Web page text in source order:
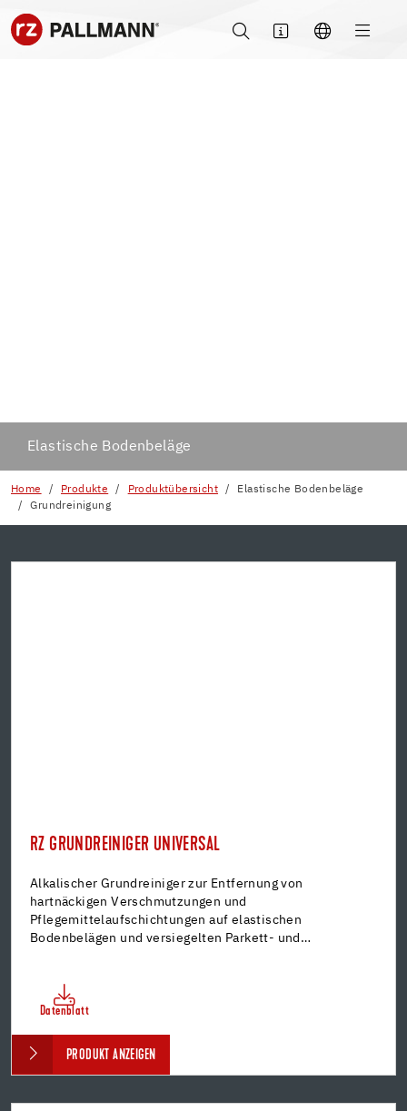
Elastische Bodenbeläge
Home Produkte Produktübersicht
Elastische Bodenbeläge
Grundreinigung
RZ GRUNDREINIGER UNIVERSAL
Alkalischer Grundreiniger zur Entfernung von
hartnäckigen Verschmutzungen und
Pflegemittelaufschichtungen auf elastischen
Bodenbelägen und versiegelten Parkett- und…
Datenblatt
PRODUKT ANZEIGEN